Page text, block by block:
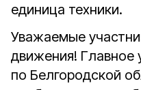
единица техники.
Уважаемые
движения! Главное
по Белгородской